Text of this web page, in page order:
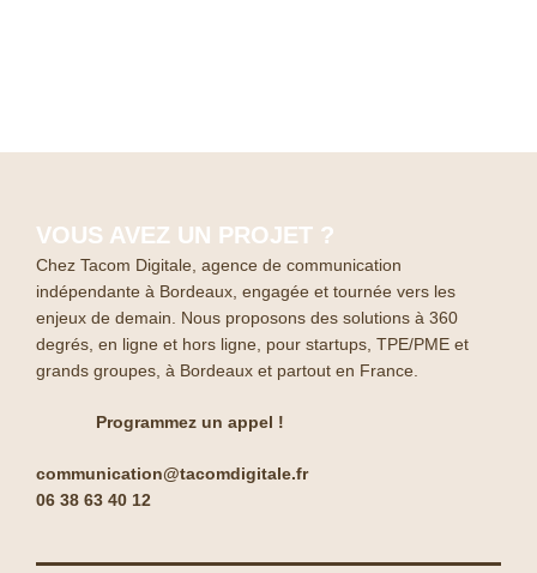
VOUS AVEZ UN PROJET ?
Chez Tacom Digitale, agence de communication
indépendante à Bordeaux, engagée et tournée vers les
enjeux de demain. Nous proposons des solutions à 360
degrés, en ligne et hors ligne, pour startups, TPE/PME et
grands groupes, à Bordeaux et partout en France.
Programmez un appel !
communication@tacomdigitale.fr
06 38 63 40 12